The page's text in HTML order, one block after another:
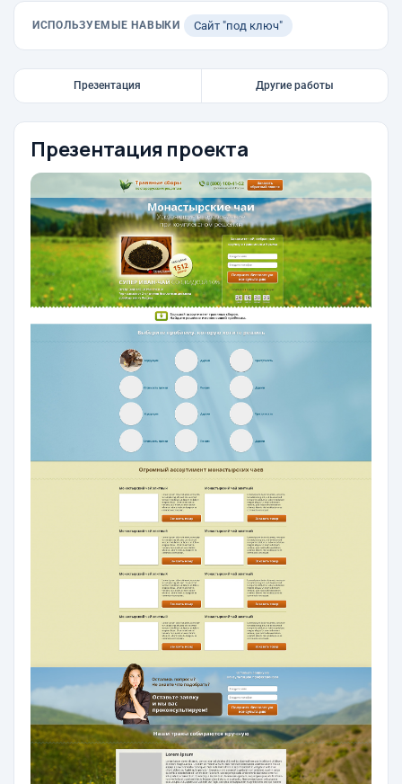
ИСПОЛЬЗУЕМЫЕ НАВЫКИ Сайт "под ключ"
Презентация Другие работы
Презентация проекта